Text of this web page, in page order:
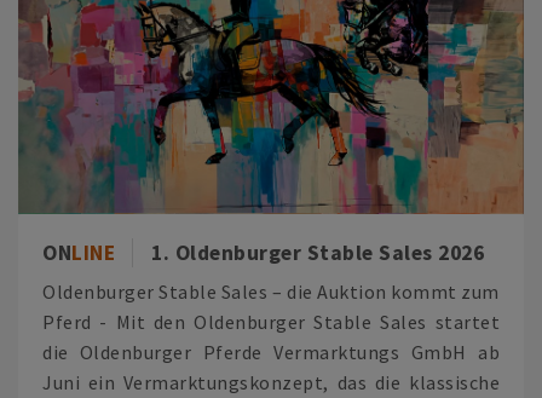
ONLINE 1. Oldenburger Stable Sales 2026
Oldenburger Stable Sales – die Auktion kommt zum
Pferd - Mit den Oldenburger Stable Sales startet
die Oldenburger Pferde Vermarktungs GmbH ab
Juni ein Vermarktungskonzept, das die klassische